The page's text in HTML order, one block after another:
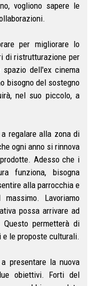
vogliono sapere le
per migliorare lo
di ristrutturazione per
dell'ex cinema
bisogno del sostegno
nel suo piccolo, a
regalare alla zona di
ogni anno si rinnova
Adesso che i
funziona, bisogna
alla parrocchia e
Lavoriamo
possa arrivare ad
permetterà di
le proposte culturali.
presentare la nuova
obiettivi. Forti del